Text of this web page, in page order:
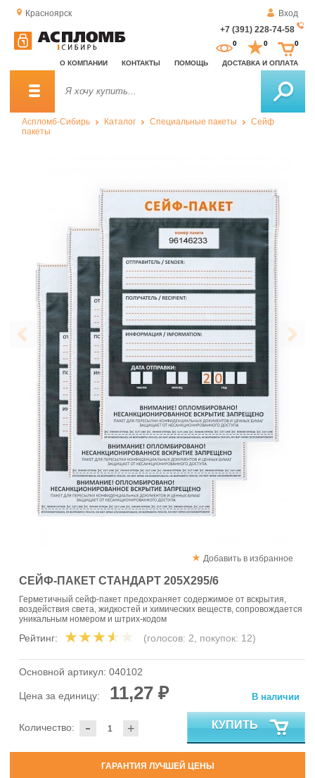
Красноярск
Вход
+7 (391) 228-74-58
О КОМПАНИИ КОНТАКТЫ ПОМОЩЬ ДОСТАВКА И ОПЛАТА
0 0 0
Аспломб-Сибирь Каталог Специальные пакеты
Сейф
пакеты
Добавить в избранное
СЕЙФ-ПАКЕТ СТАНДАРТ 205Х295/6
Герметичный сейф-пакет предохраняет содержимое от вскрытия,
воздействия света, жидкостей и химических веществ, сопровождается
уникальным номером и штрих-кодом
Рейтинг: (голосов: 2, покупок: 12)
Основной артикул: 040102
Цена за единицу: 11,27 ₽
- +
Количество:
В наличии
КУПИТЬ
ГАРАНТИЯ ЛУЧШЕЙ ЦЕНЫ